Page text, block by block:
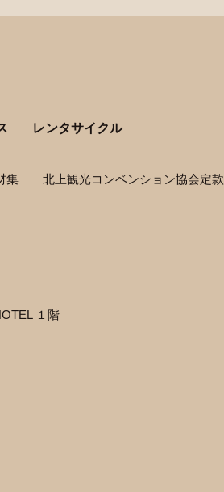
レンタサイクル
集 北上観光コンベンション協会定款
１階